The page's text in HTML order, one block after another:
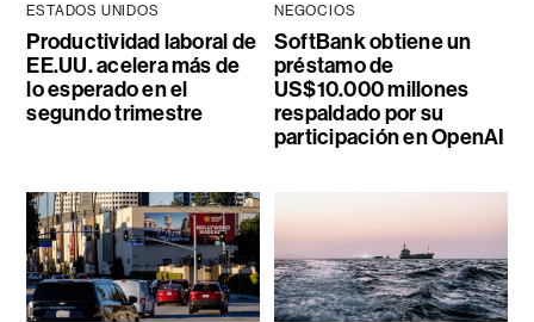
ESTADOS UNIDOS
Productividad laboral de
EE.UU. acelera más de
lo esperado en el
segundo trimestre
NEGOCIOS
SoftBank obtiene un
préstamo de
US$10.000 millones
respaldado por su
participación en OpenAI